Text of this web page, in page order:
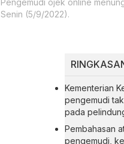
Pengemudi ojek online
Senin (5/9/2022).
Kementerian
pengemudi
pada
Pembahasan
pengemudi,